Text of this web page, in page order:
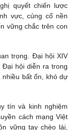
quyết chiến lược
vực, củng cố nền
vững chắc trên con
trọng. Đại hội XIV
hội diễn ra trong
nhiều bất ổn, khó dự
tín và kinh nghiệm
cách mạng Việt
vững tay chèo lái,